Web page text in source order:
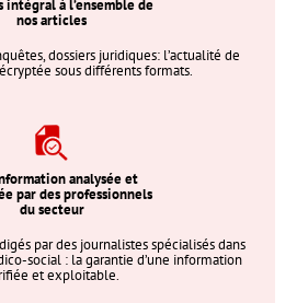
intégral à l’ensemble de
nos articles
dossiers juridiques: l’actualité de
sous différents formats.
analysée et
par des professionnels
du secteur
par des journalistes spécialisés dans
social : la garantie d’une information
et exploitable.